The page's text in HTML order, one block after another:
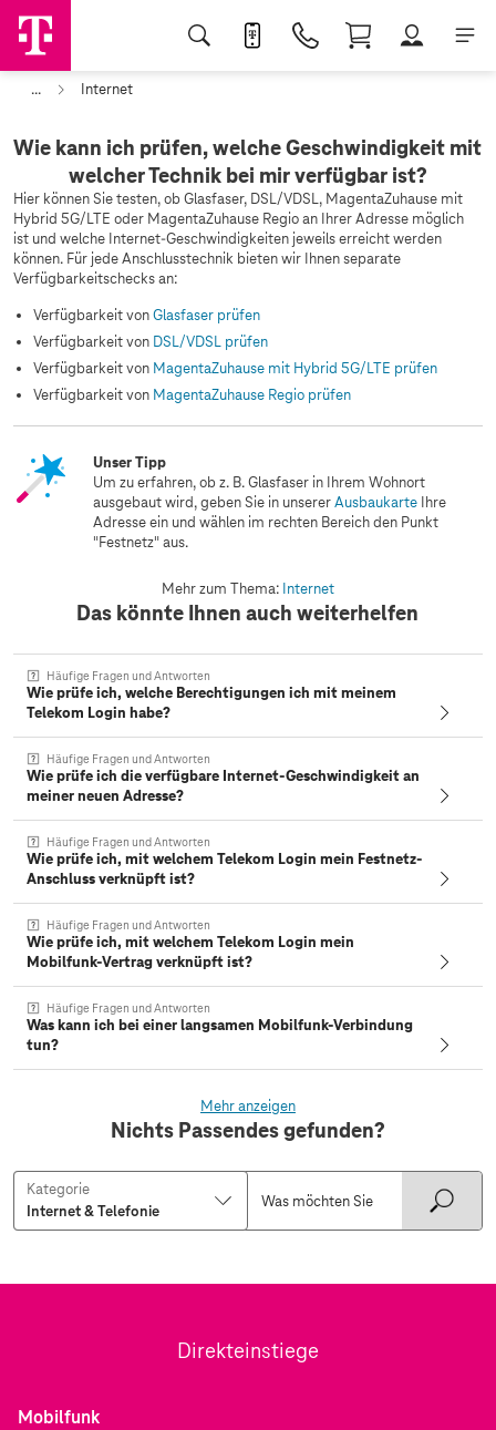
... Internet
Wie kann ich prüfen, welche Geschwindigkeit mit
welcher Technik bei mir verfügbar ist?
Hier können Sie testen, ob Glasfaser, DSL/VDSL, MagentaZuhause mit
Hybrid 5G/LTE oder MagentaZuhause Regio an Ihrer Adresse möglich
ist und welche Internet-Geschwindigkeiten jeweils erreicht werden
können. Für jede Anschlusstechnik bieten wir Ihnen separate
Verfügbarkeitschecks an:
Verfügbarkeit vonGlasfaser prüfen
Verfügbarkeit von DSL/VDSL prüfen
Verfügbarkeit von MagentaZuhause mit Hybrid 5G/LTE prüfen
Verfügbarkeit von MagentaZuhause Regio prüfen
Unser Tipp
Um zu erfahren, ob z. B. Glasfaser in Ihrem Wohnort
ausgebaut wird, geben Sie in unsererAusbaukarte Ihre
Adresse ein und wählen im rechten Bereich den Punkt
"Festnetz" aus.
Mehr zum Thema: Internet
Das könnte Ihnen auch weiterhelfen
Häufige Fragen und Antworten
Wie prüfe ich, welche Berechtigungen ich mit meinem
Telekom Login habe?
Häufige Fragen und Antworten
Wie prüfe ich die verfügbare Internet‑Geschwindigkeit an
meiner neuen Adresse?
Häufige Fragen und Antworten
Wie prüfe ich, mit welchem Telekom Login mein Festnetz-
Anschluss verknüpft ist?
Häufige Fragen und Antworten
Wie prüfe ich, mit welchem Telekom Login mein
Mobilfunk-Vertrag verknüpft ist?
Häufige Fragen und Antworten
Was kann ich bei einer langsamen Mobilfunk-Verbindung
tun?
Mehr anzeigen
Nichts Passendes gefunden?
Kategorie
Direkteinstiege
Mobilfunk